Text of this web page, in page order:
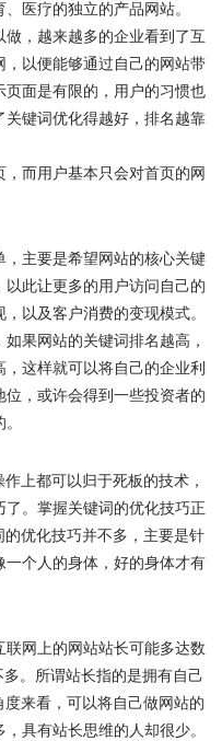
医疗的独立的产品网站。
，越来越多的企业看到了互
以便能够通过自己的网站带
面是有限的，用户的习惯也
键词优化得越好，排名越靠
而用户基本只会对首页的网
主要是希望网站的核心关键
此让更多的用户访问自己的
以及客户消费的变现模式。
果网站的关键词排名越高，
这样就可以将自己的企业利
，或许会得到一些投资者的
上都可以归于死板的技术，
。掌握关键词的优化技巧正
优化技巧并不多，主要是针
个人的身体，好的身体才有
网上的网站站长可能多达数
。所谓站长指的是拥有自己
来看，可以将自己做网站的
具有站长思维的人却很少。